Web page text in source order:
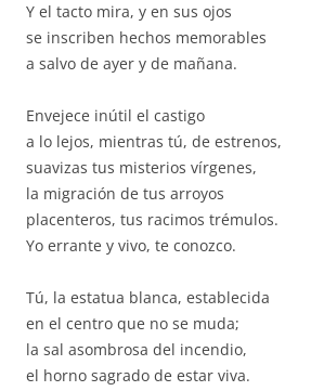
Y el tacto mira, y en sus ojos
se inscriben hechos memorables
a salvo de ayer y de mañana.
Envejece inútil el castigo
a lo lejos, mientras tú, de estrenos,
suavizas tus misterios vírgenes,
la migración de tus arroyos
placenteros, tus racimos trémulos.
Yo errante y vivo, te conozco.
Tú, la estatua blanca, establecida
en el centro que no se muda;
la sal asombrosa del incendio,
el horno sagrado de estar viva.